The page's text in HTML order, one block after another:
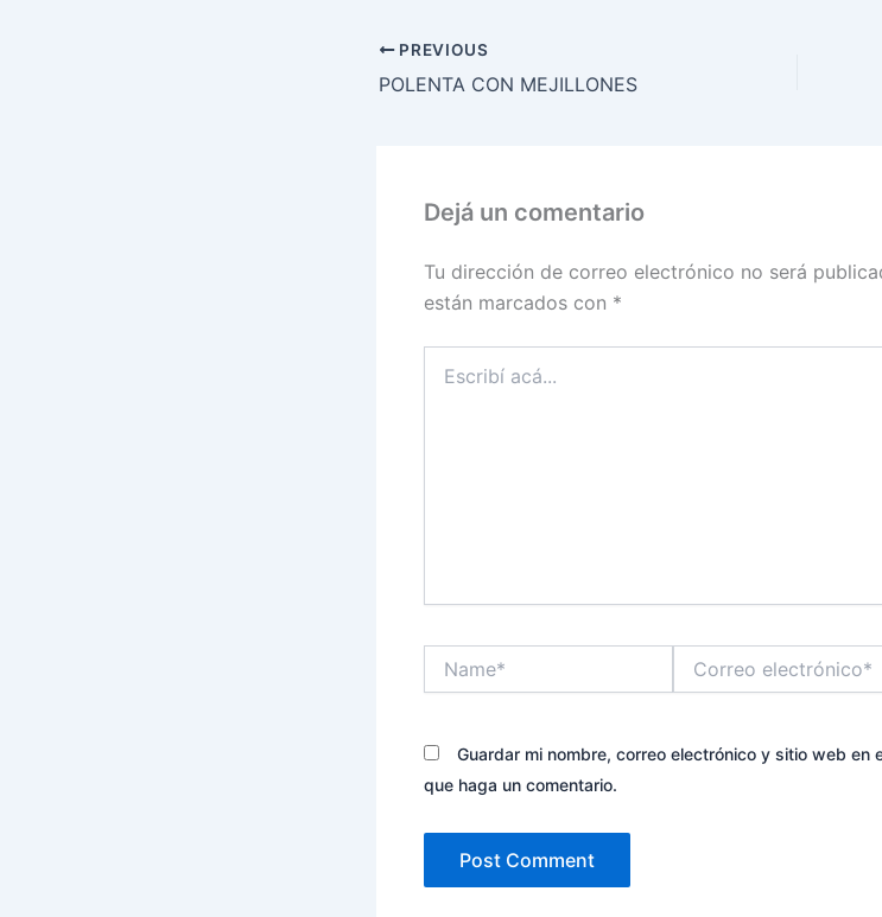
PREVIOUS
POLENTA CON MEJILLONES
Dejá un comentario
Tu dirección de correo electrónico no será
están marcados con *
acá...
electrónico*
Guardar mi nombre, correo electrónico y sitio web en
que haga un comentario.